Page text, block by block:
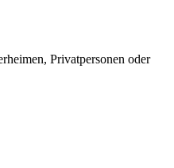
Privatpersonen oder